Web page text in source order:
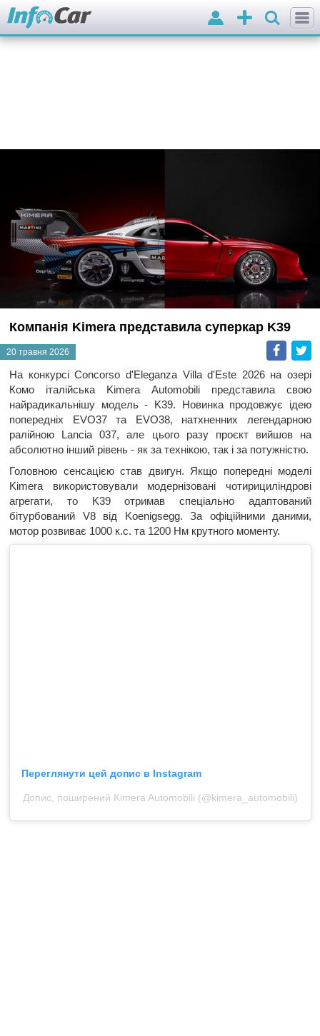
Додати
оголошення
Вхід
Компанія Kimera представила суперкар K39
20 травня 2026
На конкурсі Concorso d'Eleganza Villa d'Este 2026 на озері
Комо італійська Kimera Automobili представила свою
найрадикальнішу модель - K39. Новинка продовжує ідею
попередніх EVO37 та EVO38, натхненних легендарною
ралійною Lancia 037, але цього разу проєкт вийшов на
абсолютно інший рівень - як за технікою, так і за потужністю.
Головною сенсацією став двигун. Якщо попередні моделі
Kimera використовували модернізовані чотирициліндрові
агрегати, то K39 отримав спеціально адаптований
бітурбований V8 від Koenigsegg. За офіційними даними,
мотор розвиває 1000 к.с. та 1200 Нм крутного моменту.
Переглянути цей допис в Instagram
Допис, поширений Kimera Automobili (@kimera_automobili)